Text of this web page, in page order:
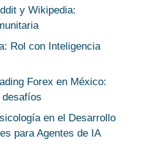
y Wikipedia:
Rol con Inteligencia
Forex en México:
en el Desarrollo
para Agentes de IA